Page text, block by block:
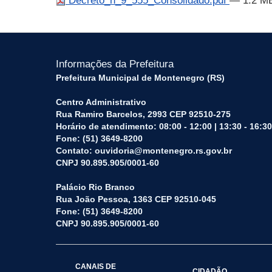
Informações da Prefeitura
Prefeitura Municipal de Montenegro (RS)
Centro Administrativo
Rua Ramiro Barcelos, 2993 CEP 92510-275
Horário de atendimento: 08:00 - 12:00 | 13:30 - 16:30
Fone: (51) 3649-8200
Contato: ouvidoria@montenegro.rs.gov.br
CNPJ 90.895.905/0001-60
Palácio Rio Branco
Rua João Pessoa, 1363 CEP 92510-045
Fone: (51) 3649-8200
CNPJ 90.895.905/0001-60
CANAIS DE